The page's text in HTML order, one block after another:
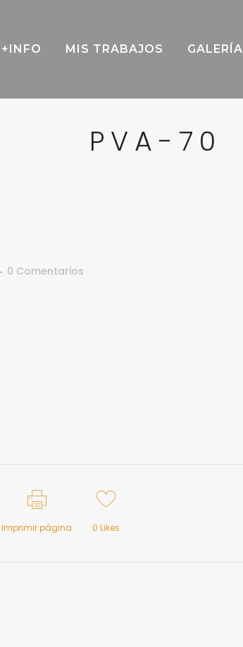
+INFO MIS TRABAJOS GALERÍA
PVA-70
0 Comentarios
Imprimir página 0 Likes